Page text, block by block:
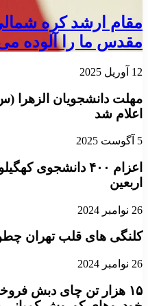
مقام ارشد کره
مقدس ما را آلوده
12 آوریل 2025
مهلت دانشجویان الزهرا
اعلام شد
5 آگوست 2025
اعزام ۴۰۰ دانشجوی
اربعین
26 نوامبر 2024
کلنگی های قلب تهران
26 نوامبر 2024
۱۵ هزار تن چای دبش